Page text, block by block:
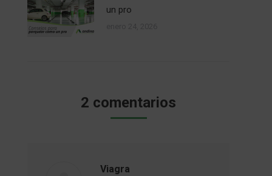
un pro
2 comentarios
Viagra